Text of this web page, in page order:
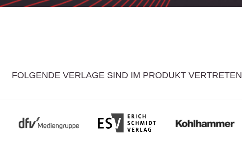
FOLGENDE VERLAGE SIND IM PRODUKT VERTRETEN